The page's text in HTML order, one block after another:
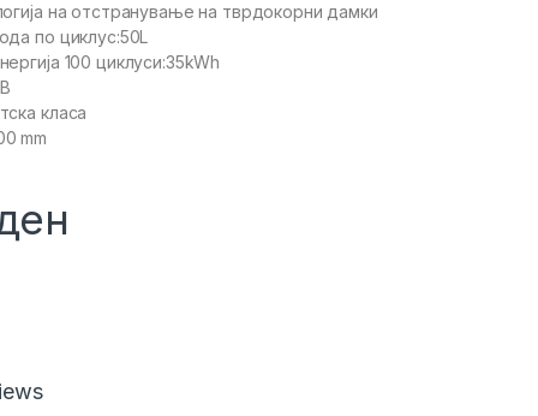
на отстранување на тврдокорни дамки
по циклус:50L
100 циклуси:35kWh
класа
mm